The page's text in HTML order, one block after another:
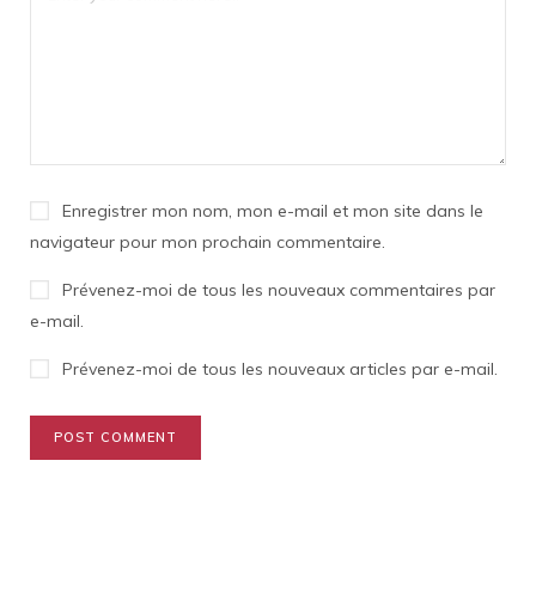
Enregistrer mon nom, mon e-mail et mon site dans le
navigateur pour mon prochain commentaire.
Prévenez-moi de tous les nouveaux commentaires par
e-mail.
Prévenez-moi de tous les nouveaux articles par e-mail.